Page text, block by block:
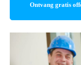
Ontvang gratis